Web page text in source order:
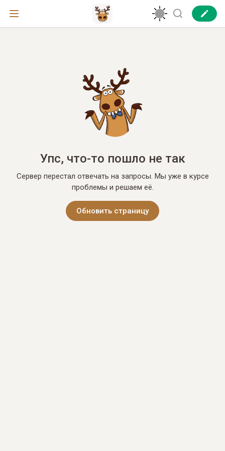
Упс, что-то пошло не так
Сервер перестал отвечать на запросы. Мы уже в курсе
проблемы и решаем её.
Обновить страницу